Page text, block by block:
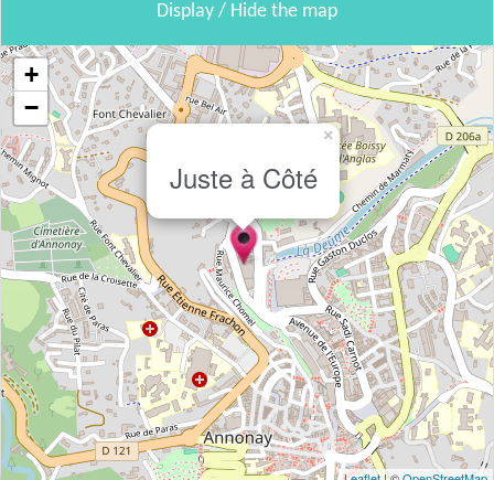
Display / Hide the map
Juste à Côté
×
+
−